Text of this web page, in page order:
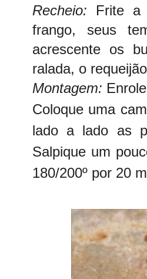
Recheio: Frite a
frango, seus
acrescente os
ralada, o
Montagem:
Coloque uma
lado a lado as
Salpique um
180/200º por 20